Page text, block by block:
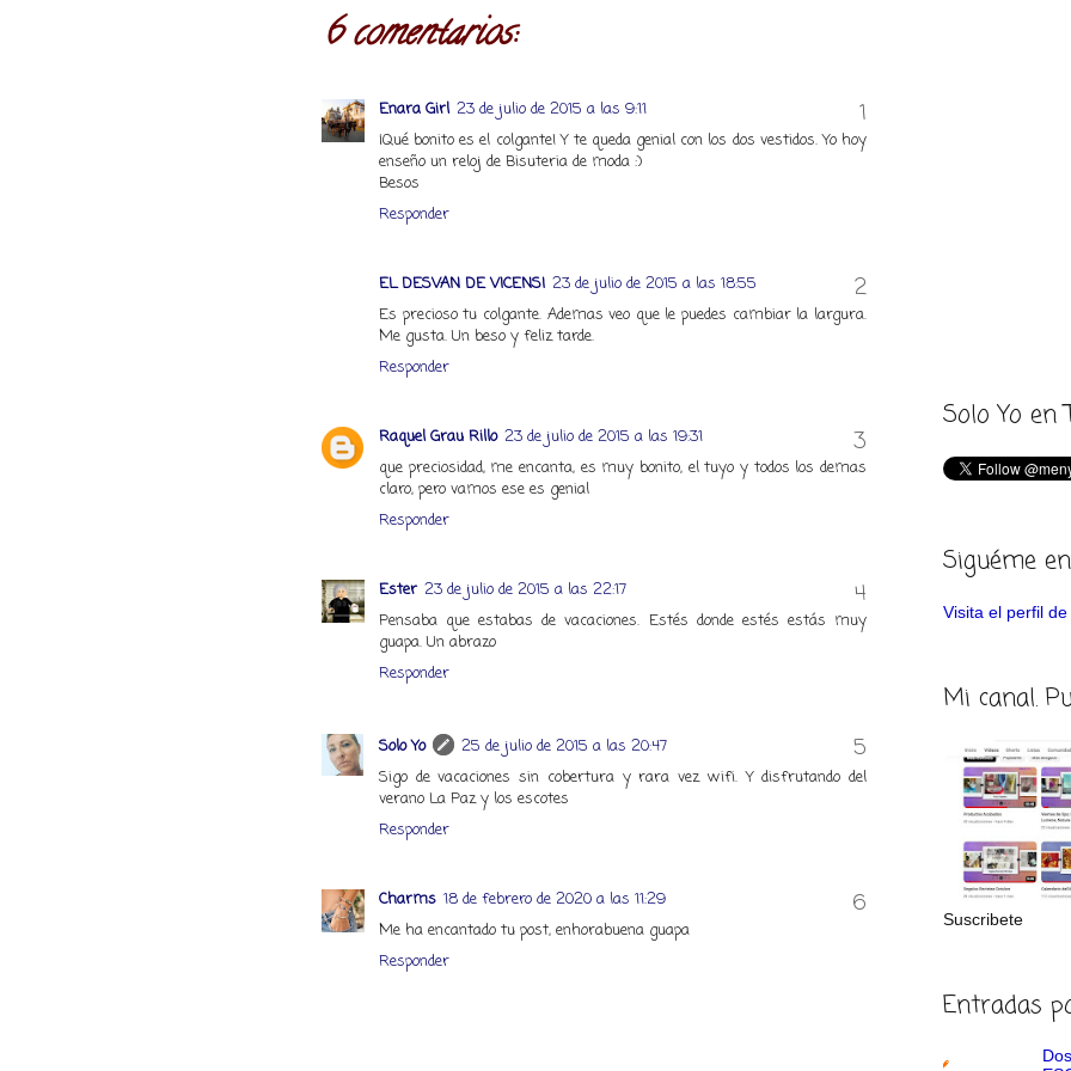
6 comentarios:
Enara Girl 23 de julio de 2015 a las 9:11
¡Qué bonito es el colgante! Y te queda genial con los dos vestidos. Yo hoy
enseño un reloj de Bisuteria de moda :)
Besos
Responder
EL DESVAN DE VICENSI 23 de julio de 2015 a las 18:55
Es precioso tu colgante. Ademas veo que le puedes cambiar la largura.
Me gusta. Un beso y feliz tarde.
Responder
Raquel Grau Rillo 23 de julio de 2015 a las 19:31
que preciosidad, me encanta, es muy bonito, el tuyo y todos los demas
claro, pero vamos ese es genial
Responder
Ester 23 de julio de 2015 a las 22:17
Pensaba que estabas de vacaciones. Estés donde estés estás muy
guapa. Un abrazo
Responder
Solo Yo
25 de julio de 2015 a las 20:47
Sigo de vacaciones sin cobertura y rara vez wifi. Y disfrutando del
verano La Paz y los escotes
Responder
Charms 18 de febrero de 2020 a las 11:29
Me ha encantado tu post, enhorabuena guapa
Responder
Solo Yo en
Siguéme
Visita el perfil
Mi canal.
Suscribete
Entradas